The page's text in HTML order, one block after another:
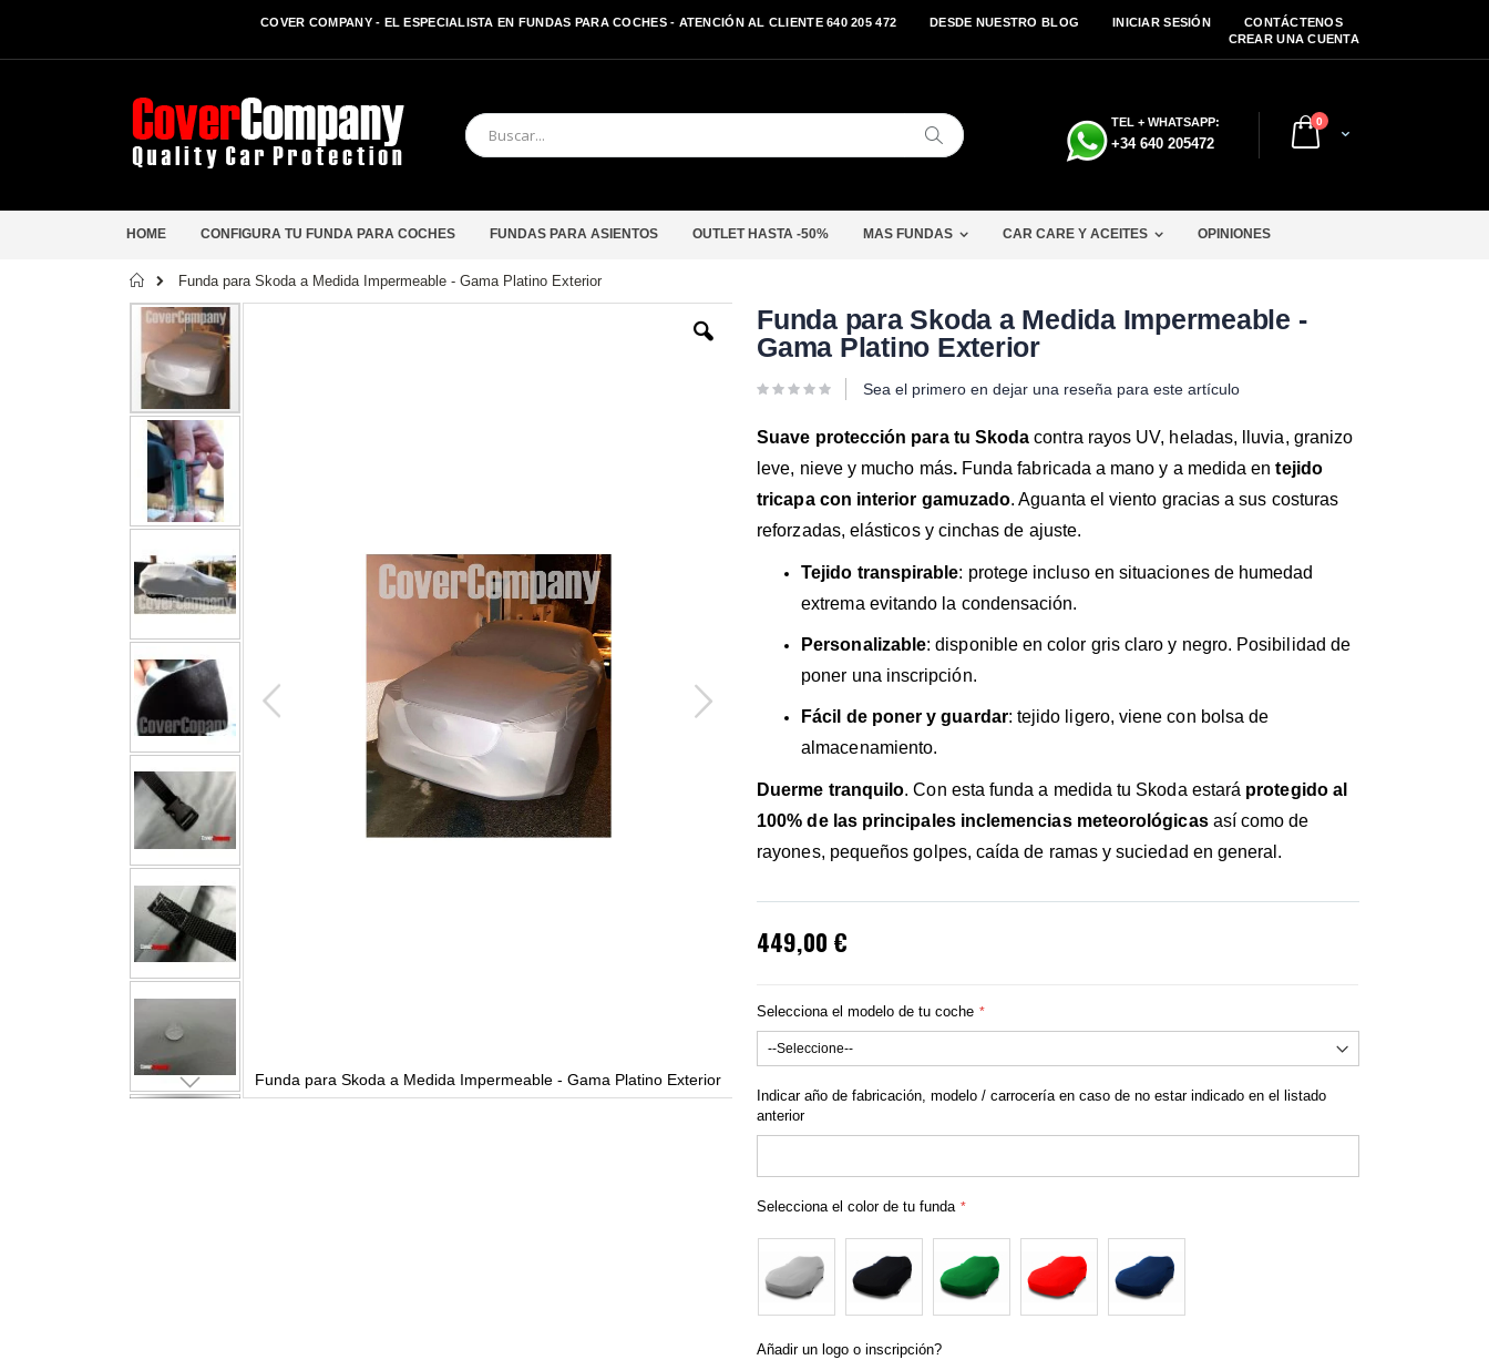
COVER COMPANY - EL ESPECIALISTA EN FUNDAS PARA COCHES - ATENCIÓN AL CLIENTE 640 205 472 DESDE NUESTRO BLOG INICIAR SESIÓN
CONTÁCTENOS
CREAR UNA CUENTA
Cart
0artículos
Buscar
TEL + WHATSAPP:
+34 640 205472
HOME CONFIGURA TU FUNDA PARA COCHES FUNDAS PARA ASIENTOS OUTLET HASTA -50% MAS FUNDAS CAR CARE Y ACEITES OPINIONES
InicioFunda para Skoda a Medida Impermeable - Gama Platino Exterior
Saltar
galería
de
imágenes
Funda para Skoda a Medida Impermeable - Gama Platino Exterior
Saltar
comienzo
galería
imágenes
Funda para Skoda a Medida Impermeable -
Gama Platino Exterior
Sea el primero en dejar una reseña para este artículo
Suave protección para tu Skodacontra rayos UV, heladas, lluvia, granizo
leve, nieve y mucho más.Funda fabricada a mano y a medida entejido
tricapa con interior gamuzado. Aguanta el viento gracias a sus costuras
reforzadas, elásticos y cinchas de ajuste.
Tejido transpirable: protege incluso en situaciones de humedad
extrema evitando la condensación.
Personalizable: disponible en color gris claro y negro. Posibilidad de
poner una inscripción.
Fácil de poner y guardar: tejido ligero, viene con bolsa de
almacenamiento.
Duerme tranquilo. Con esta funda a medida tu Skoda estará protegido al
100% de las principales inclemencias meteorológicasasí como de
rayones, pequeños golpes, caída de ramas y suciedad en general.
449,00 €
Selecciona el modelo de tu coche
Indicar año de fabricación, modelo / carrocería en caso de no estar indicado en el listado
anterior
Selecciona el color de tu funda
Añadir un logo o inscripción?